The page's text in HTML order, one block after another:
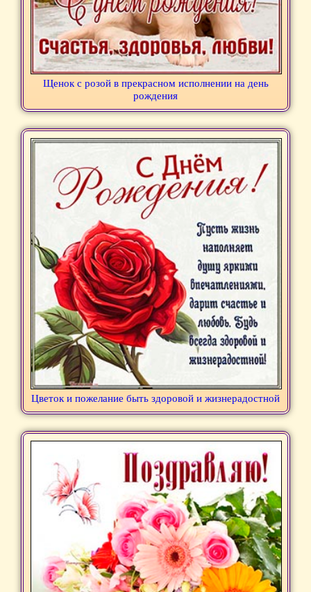
Щенок с розой в прекрасном исполнении на день
рождения
Цветок и пожелание быть здоровой и жизнерадостной